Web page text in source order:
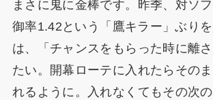
まさに鬼に金棒です。昨季、対ソ
御率1.42という「鷹キラー」ぶり
は、「チャンスをもらった時に離
たい。開幕ローテに入れたらその
れるように。入れなくてもその次